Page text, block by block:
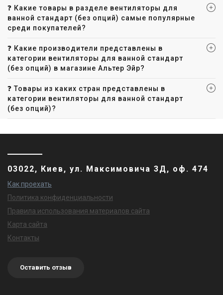
❓ Какие товары в разделе вентиляторы для
ванной стандарт (без опций) самые популярные
среди покупателей?
❓ Какие производители представлены в
категории вентиляторы для ванной стандарт
(без опций) в магазине Альтер Эйр?
❓ Товары из каких стран представлены в
категории вентиляторы для ванной стандарт
(без опций)?
03022, Киев, ул. Максимовича 3Д, оф. 474
Как проехать
Политика конфиденциальности
Правила использования материалов сайта
Карта сайта
Контакты
Оставить отзыв